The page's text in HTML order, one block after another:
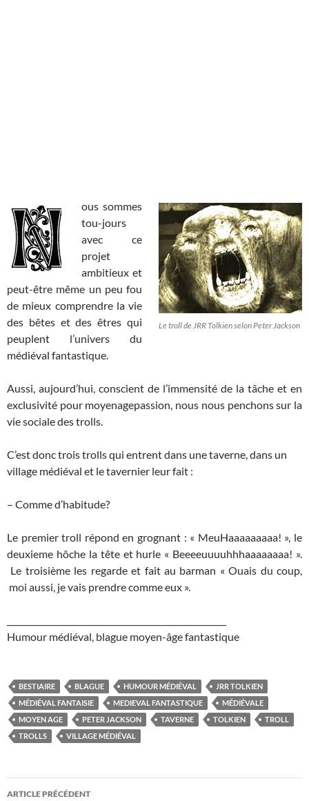
Le troll de JRR Tolkien selon Peter Jackson
ous sommes
tou-jours
avec ce
projet
ambitieux et
peut-être même un peu fou
de mieux comprendre la vie
des bêtes et des êtres qui
peuplent l’univers du
médiéval fantastique.
Aussi, aujourd’hui, conscient de l’immensité de la tâche et en
exclusivité pour moyenagepassion, nous nous penchons sur la
vie sociale des trolls.
C’est donc trois trolls qui entrent dans une taverne, dans un
village médiéval et le tavernier leur fait :
– Comme d’habitude?
Le premier troll répond en grognant : « MeuHaaaaaaaaa! », le
deuxieme hôche la tête et hurle « Beeeeuuuuhhhaaaaaaaa! ».
Le troisième les regarde et fait au barman « Ouais du coup,
moi aussi, je vais prendre comme eux ».
Humour médiéval, blague moyen-âge fantastique
BESTIAIRE BLAGUE HUMOUR MÉDIÉVAL
JRR TOLKIEN
MÉDIÉVAL FANTAISIE
MEDIEVAL FANTASTIQUE
MÉDIÉVALE
MOYEN AGE
PETER JACKSON TAVERNE TOLKIEN
TROLL
TROLLS
VILLAGE MÉDIÉVAL
Navigation
ARTICLE PRÉCÉDENT